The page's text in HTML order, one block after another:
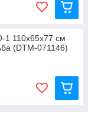
1 110х65х77 см
(DTM-071146)